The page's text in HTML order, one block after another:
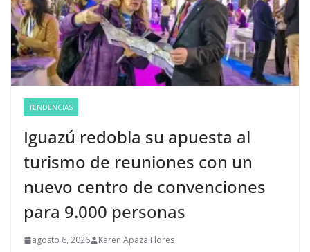
TENDENCIAS
Iguazú redobla su apuesta al
turismo de reuniones con un
nuevo centro de convenciones
para 9.000 personas
agosto 6, 2026 Karen Apaza Flores